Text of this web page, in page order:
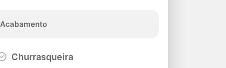
Acabamento
Churrasqueira